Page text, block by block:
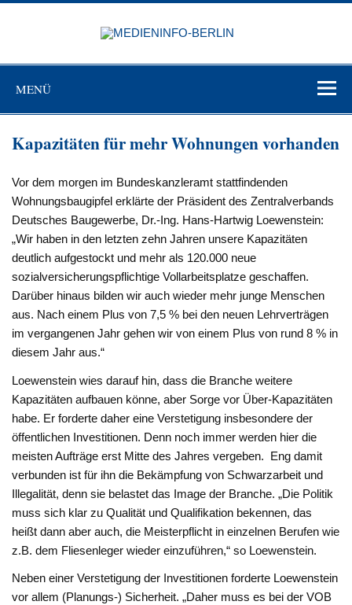
Zum
MENÜ
Kapazitäten für mehr Wohnungen vorhanden
Vor dem morgen im Bundeskanzleramt stattfindenden
Wohnungsbaugipfel erklärte der Präsident des Zentralverbands
Deutsches Baugewerbe, Dr.-Ing. Hans-Hartwig Loewenstein:
„Wir haben in den letzten zehn Jahren unsere Kapazitäten
deutlich aufgestockt und mehr als 120.000 neue
sozialversicherungspflichtige Vollarbeitsplatze geschaffen.
Darüber hinaus bilden wir auch wieder mehr junge Menschen
aus. Nach einem Plus von 7,5 % bei den neuen Lehrverträgen
im vergangenen Jahr gehen wir von einem Plus von rund 8 % in
diesem Jahr aus.“
Loewenstein wies darauf hin, dass die Branche weitere
Kapazitäten aufbauen könne, aber Sorge vor Über-Kapazitäten
habe. Er forderte daher eine Verstetigung insbesondere der
öffentlichen Investitionen. Denn noch immer werden hier die
meisten Aufträge erst Mitte des Jahres vergeben. Eng damit
verbunden ist für ihn die Bekämpfung von Schwarzarbeit und
Illegalität, denn sie belastet das Image der Branche. „Die Politik
muss sich klar zu Qualität und Qualifikation bekennen, das
heißt dann aber auch, die Meisterpflicht in einzelnen Berufen wie
z.B. dem Fliesenleger wieder einzuführen,“ so Loewenstein.
Neben einer Verstetigung der Investitionen forderte Loewenstein
vor allem (Planungs-) Sicherheit. „Daher muss es bei der VOB